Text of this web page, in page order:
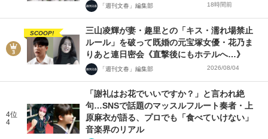
「週刊文春」編集部 18時間前
SCOOP!
三山凌輝が妻・趣里との「キス・濡れ場禁止
ルール」を破って既婚の元宝塚女優・花乃ま
りあと連日密会《直撃後にもホテルへ…》
「週刊文春」編集部 2026/08/04
4位
4
「謝礼はお花でいいですか？」と言われ絶
句…SNSで話題のマッスルフルート奏者・上
原麻衣が語る、プロでも「食べていけない」
音楽界のリアル